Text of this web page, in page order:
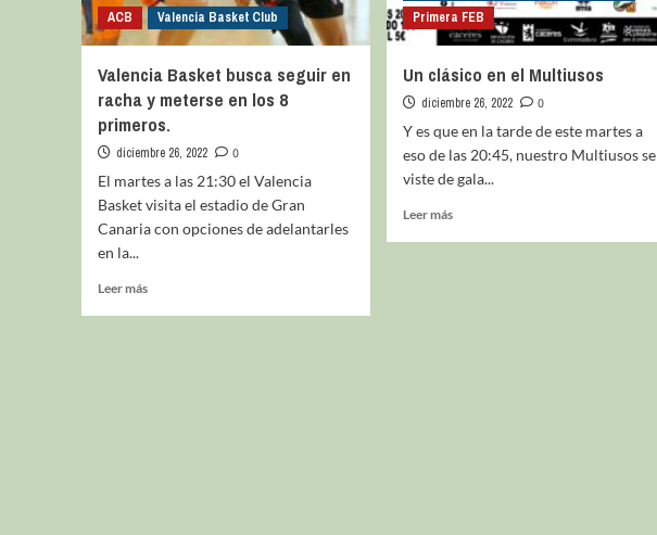
ACB Valencia Basket Club
Valencia Basket busca seguir en
racha y meterse en los 8
primeros.
diciembre 26, 2022
0
El martes a las 21:30 el Valencia
Basket visita el estadio de Gran
Canaria con opciones de adelantarles
en la...
Leer más
Primera FEB
Un clásico en el Multiusos
diciembre 26, 2022
0
Y es que en la tarde de este martes a
eso de las 20:45, nuestro Multiusos se
viste de gala...
Leer más